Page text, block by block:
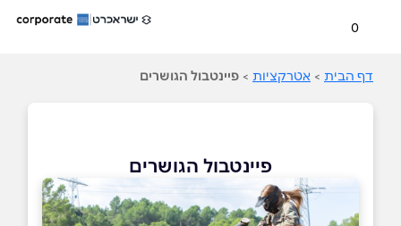
0
דף הבית > אטרקציות > פיינטבול הגושרים
פיינטבול הגושרים